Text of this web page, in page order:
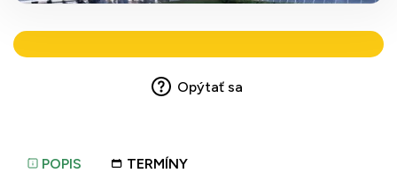
POPIS TERMÍNY
Opýtať sa